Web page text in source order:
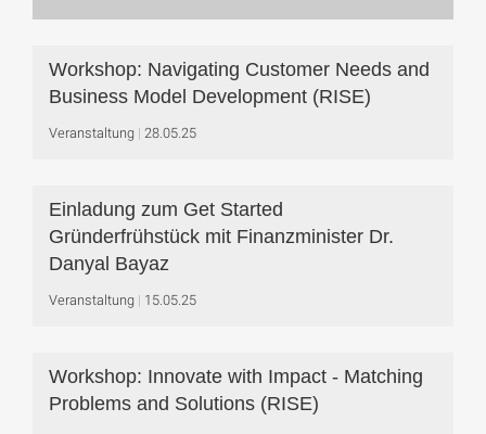
Workshop: Navigating Customer Needs and
Business Model Development (RISE)
Veranstaltung 28.05.25
Einladung zum Get Started
Gründerfrühstück mit Finanzminister Dr.
Danyal Bayaz
Veranstaltung 15.05.25
Workshop: Innovate with Impact - Matching
Problems and Solutions (RISE)